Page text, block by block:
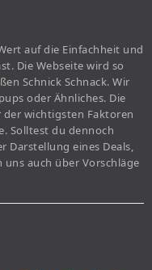
auf die Einfachheit und
Die Webseite wird so
Schnick Schnack. Wir
oder Ähnliches. Die
wichtigsten Faktoren
Solltest du dennoch
Darstellung eines Deals,
auch über Vorschläge